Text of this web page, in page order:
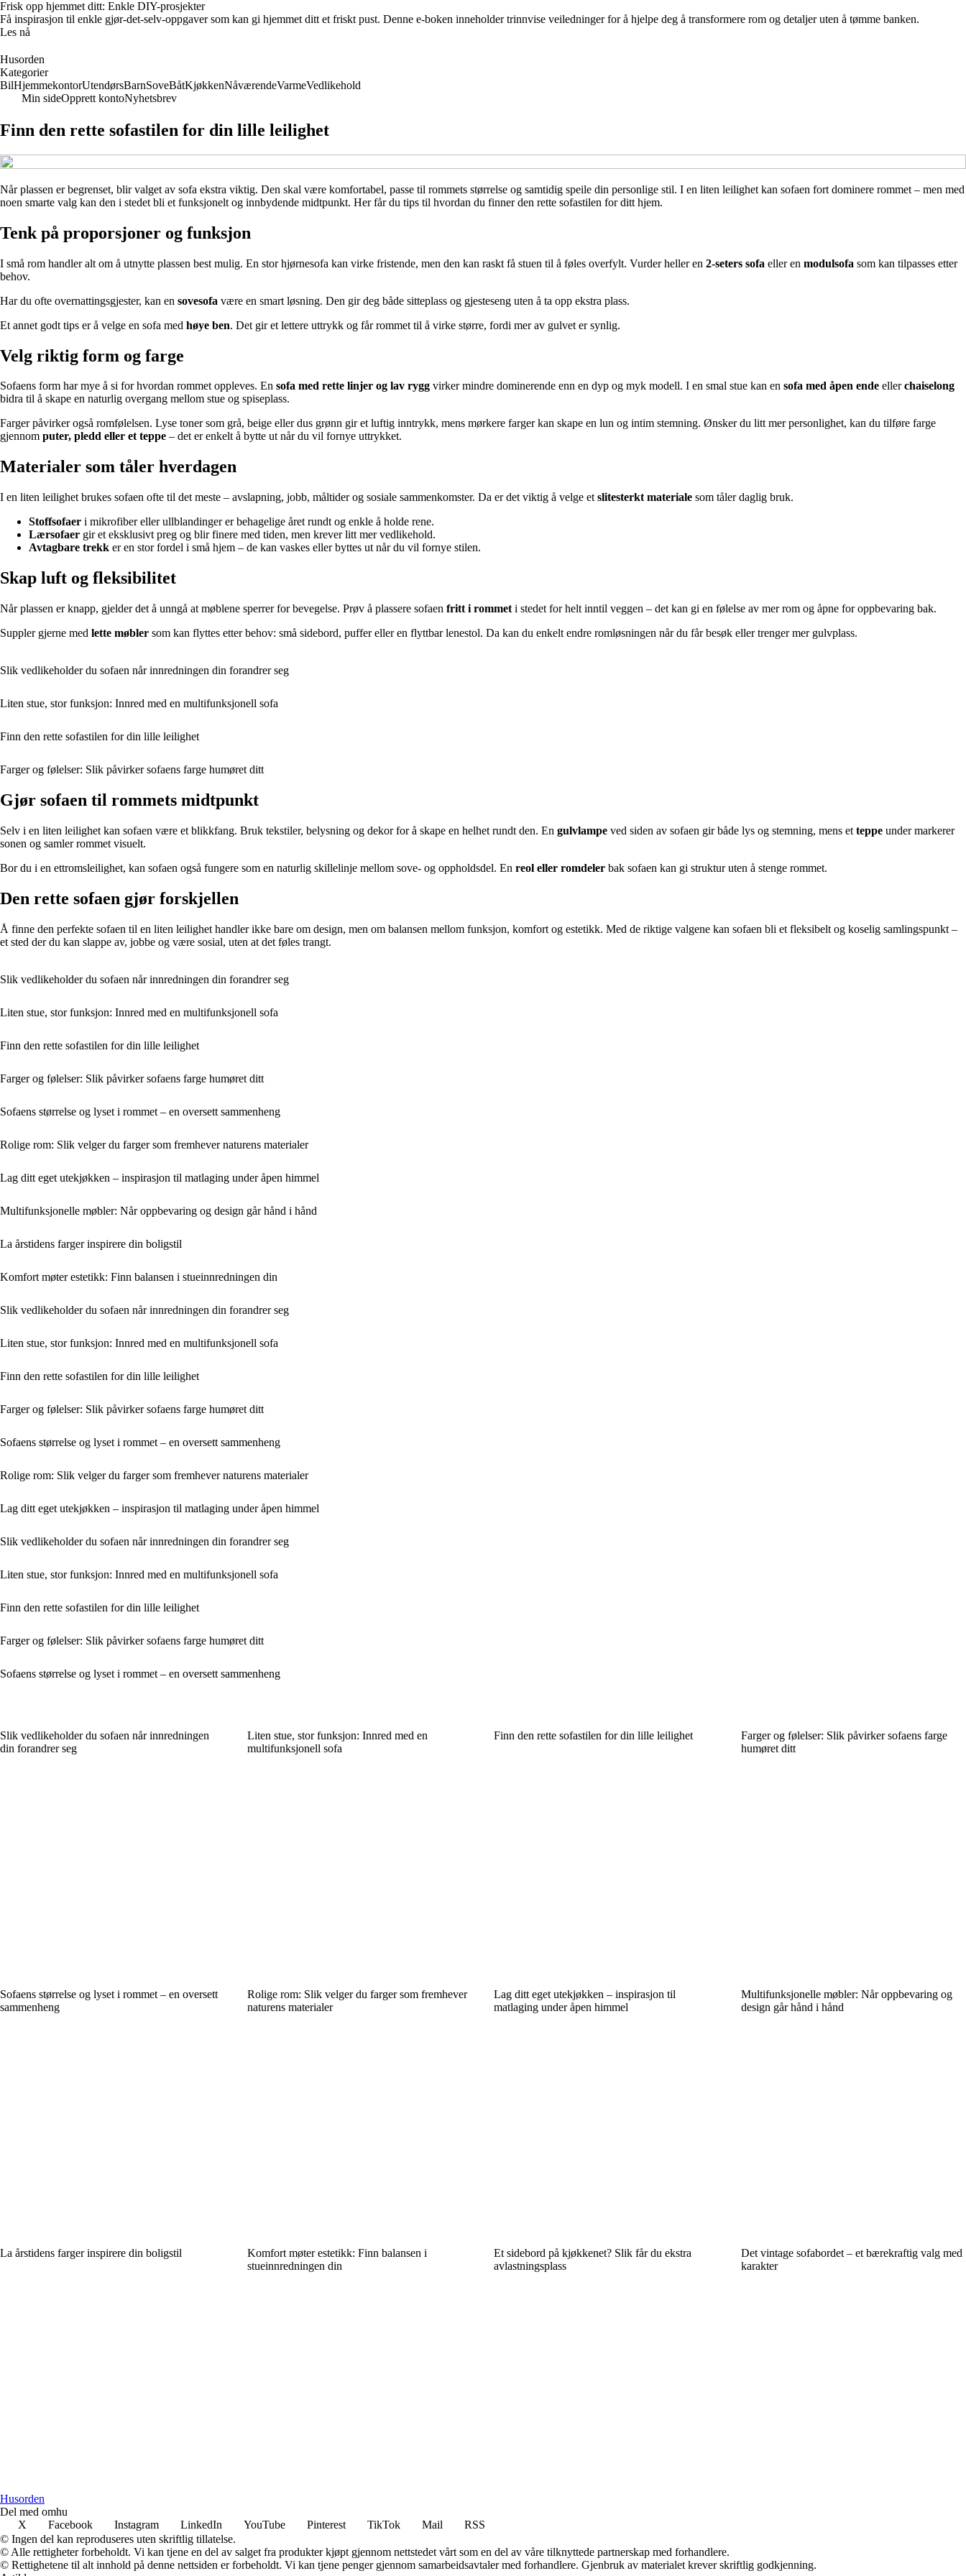
Frisk opp hjemmet ditt: Enkle DIY-prosjekter
Få inspirasjon til enkle gjør-det-selv-oppgaver som kan gi hjemmet ditt et friskt pust. Denne e-boken inneholder trinnvise veiledninger for å hjelpe deg å transformere rom og detaljer uten å tømme banken.
Les nå
Husorden
Kategorier
BilHjemmekontorUtendørsBarnSoveBåtKjøkkenNåværendeVarmeVedlikehold
Min sideOpprett kontoNyhetsbrev
Finn den rette sofastilen for din lille leilighet
Når plassen er begrenset, blir valget av sofa ekstra viktig. Den skal være komfortabel, passe til rommets størrelse og samtidig speile din personlige stil. I en liten leilighet kan sofaen fort dominere rommet – men med
noen smarte valg kan den i stedet bli et funksjonelt og innbydende midtpunkt. Her får du tips til hvordan du finner den rette sofastilen for ditt hjem.
Tenk på proporsjoner og funksjon
I små rom handler alt om å utnytte plassen best mulig. En stor hjørnesofa kan virke fristende, men den kan raskt få stuen til å føles overfylt. Vurder heller en 2-seters sofa eller en modulsofa som kan tilpasses etter
behov.
Har du ofte overnattingsgjester, kan en sovesofa være en smart løsning. Den gir deg både sitteplass og gjesteseng uten å ta opp ekstra plass.
Et annet godt tips er å velge en sofa med høye ben. Det gir et lettere uttrykk og får rommet til å virke større, fordi mer av gulvet er synlig.
Velg riktig form og farge
Sofaens form har mye å si for hvordan rommet oppleves. En sofa med rette linjer og lav rygg virker mindre dominerende enn en dyp og myk modell. I en smal stue kan en sofa med åpen ende ellerchaiselong
bidra til å skape en naturlig overgang mellom stue og spiseplass.
Farger påvirker også romfølelsen. Lyse toner som grå, beige eller dus grønn gir et luftig inntrykk, mens mørkere farger kan skape en lun og intim stemning. Ønsker du litt mer personlighet, kan du tilføre farge
gjennom puter, pledd eller et teppe – det er enkelt å bytte ut når du vil fornye uttrykket.
Materialer som tåler hverdagen
I en liten leilighet brukes sofaen ofte til det meste – avslapning, jobb, måltider og sosiale sammenkomster. Da er det viktig å velge et slitesterkt materiale som tåler daglig bruk.
Stoffsofaer i mikrofiber eller ullblandinger er behagelige året rundt og enkle å holde rene.
Lærsofaer gir et eksklusivt preg og blir finere med tiden, men krever litt mer vedlikehold.
Avtagbare trekk er en stor fordel i små hjem – de kan vaskes eller byttes ut når du vil fornye stilen.
Skap luft og fleksibilitet
Når plassen er knapp, gjelder det å unngå at møblene sperrer for bevegelse. Prøv å plassere sofaen fritt i rommet i stedet for helt inntil veggen – det kan gi en følelse av mer rom og åpne for oppbevaring bak.
Suppler gjerne med lette møbler som kan flyttes etter behov: små sidebord, puffer eller en flyttbar lenestol. Da kan du enkelt endre romløsningen når du får besøk eller trenger mer gulvplass.
Slik vedlikeholder du sofaen når innredningen din forandrer seg
Liten stue, stor funksjon: Innred med en multifunksjonell sofa
Finn den rette sofastilen for din lille leilighet
Farger og følelser: Slik påvirker sofaens farge humøret ditt
Gjør sofaen til rommets midtpunkt
Selv i en liten leilighet kan sofaen være et blikkfang. Bruk tekstiler, belysning og dekor for å skape en helhet rundt den. En gulvlampe ved siden av sofaen gir både lys og stemning, mens et teppe under markerer
sonen og samler rommet visuelt.
Bor du i en ettromsleilighet, kan sofaen også fungere som en naturlig skillelinje mellom sove- og oppholdsdel. En reol eller romdeler bak sofaen kan gi struktur uten å stenge rommet.
Den rette sofaen gjør forskjellen
Å finne den perfekte sofaen til en liten leilighet handler ikke bare om design, men om balansen mellom funksjon, komfort og estetikk. Med de riktige valgene kan sofaen bli et fleksibelt og koselig samlingspunkt –
et sted der du kan slappe av, jobbe og være sosial, uten at det føles trangt.
Slik vedlikeholder du sofaen når innredningen din forandrer seg
Liten stue, stor funksjon: Innred med en multifunksjonell sofa
Finn den rette sofastilen for din lille leilighet
Farger og følelser: Slik påvirker sofaens farge humøret ditt
Sofaens størrelse og lyset i rommet – en oversett sammenheng
Rolige rom: Slik velger du farger som fremhever naturens materialer
Lag ditt eget utekjøkken – inspirasjon til matlaging under åpen himmel
Multifunksjonelle møbler: Når oppbevaring og design går hånd i hånd
La årstidens farger inspirere din boligstil
Komfort møter estetikk: Finn balansen i stueinnredningen din
Slik vedlikeholder du sofaen når innredningen din forandrer seg
Liten stue, stor funksjon: Innred med en multifunksjonell sofa
Finn den rette sofastilen for din lille leilighet
Farger og følelser: Slik påvirker sofaens farge humøret ditt
Sofaens størrelse og lyset i rommet – en oversett sammenheng
Rolige rom: Slik velger du farger som fremhever naturens materialer
Lag ditt eget utekjøkken – inspirasjon til matlaging under åpen himmel
Slik vedlikeholder du sofaen når innredningen din forandrer seg
Liten stue, stor funksjon: Innred med en multifunksjonell sofa
Finn den rette sofastilen for din lille leilighet
Farger og følelser: Slik påvirker sofaens farge humøret ditt
Sofaens størrelse og lyset i rommet – en oversett sammenheng
Slik vedlikeholder du sofaen når innredningen
din forandrer seg
Liten stue, stor funksjon: Innred med en
multifunksjonell sofa
Finn den rette sofastilen for din lille leilighet
Farger og følelser: Slik påvirker sofaens farge
humøret ditt
Sofaens størrelse og lyset i rommet – en oversett
sammenheng
Rolige rom: Slik velger du farger som fremhever
naturens materialer
Lag ditt eget utekjøkken – inspirasjon til
matlaging under åpen himmel
Multifunksjonelle møbler: Når oppbevaring og
design går hånd i hånd
La årstidens farger inspirere din boligstil
Komfort møter estetikk: Finn balansen i
stueinnredningen din
Et sidebord på kjøkkenet? Slik får du ekstra
avlastningsplass
Det vintage sofabordet – et bærekraftig valg med
karakter
Husorden
Del med omhu
X
Facebook Instagram LinkedIn YouTube Pinterest TikTok Mail
RSS
© Ingen del kan reproduseres uten skriftlig tillatelse.
© Alle rettigheter forbeholdt. Vi kan tjene en del av salget fra produkter kjøpt gjennom nettstedet vårt som en del av våre tilknyttede partnerskap med forhandlere.
© Rettighetene til alt innhold på denne nettsiden er forbeholdt. Vi kan tjene penger gjennom samarbeidsavtaler med forhandlere. Gjenbruk av materialet krever skriftlig godkjenning.